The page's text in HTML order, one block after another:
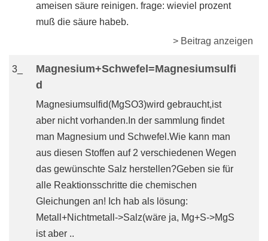
ameisen säure reinigen. frage: wieviel prozent
muß die säure habeb.
> Beitrag anzeigen
3_
Magnesium+Schwefel=Magnesiumsulfi
d
Magnesiumsulfid(MgSO3)wird gebraucht,ist
aber nicht vorhanden.In der sammlung findet
man Magnesium und Schwefel.Wie kann man
aus diesen Stoffen auf 2 verschiedenen Wegen
das gewünschte Salz herstellen?Geben sie für
alle Reaktionsschritte die chemischen
Gleichungen an! Ich hab als lösung:
Metall+Nichtmetall->Salz(wäre ja, Mg+S->MgS
ist aber ..